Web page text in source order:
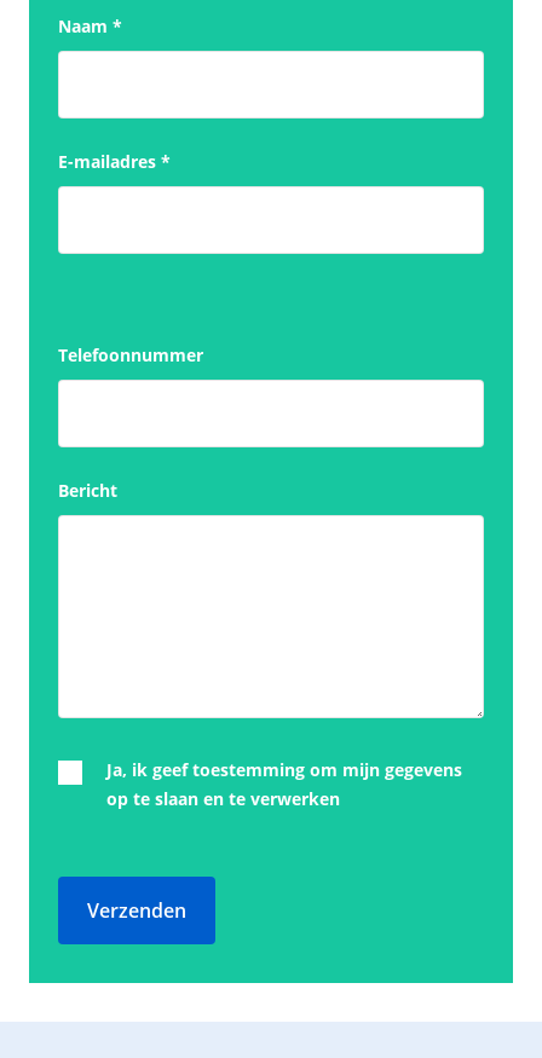
Naam *
E-mailadres *
Telefoonnummer
Bericht
Ja, ik geef toestemming om mijn gegevens
op te slaan en te verwerken
Verzenden